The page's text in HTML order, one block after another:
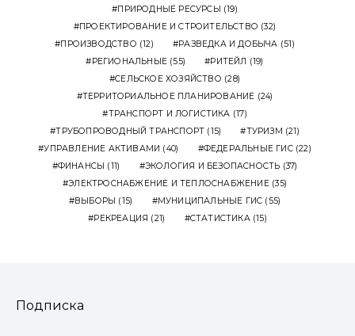
ПРИРОДНЫЕ РЕСУРСЫ (19)
ПРОЕКТИРОВАНИЕ И СТРОИТЕЛЬСТВО (32)
ПРОИЗВОДСТВО (12) РАЗВЕДКА И ДОБЫЧА (51)
РЕГИОНАЛЬНЫЕ (55) РИТЕЙЛ (19)
СЕЛЬСКОЕ ХОЗЯЙСТВО (28)
ТЕРРИТОРИАЛЬНОЕ ПЛАНИРОВАНИЕ (24)
ТРАНСПОРТ И ЛОГИСТИКА (17)
ТРУБОПРОВОДНЫЙ ТРАНСПОРТ (15) ТУРИЗМ (21)
УПРАВЛЕНИЕ АКТИВАМИ (40) ФЕДЕРАЛЬНЫЕ ГИС(22)
ФИНАНСЫ (11) ЭКОЛОГИЯ И БЕЗОПАСНОСТЬ (37)
ЭЛЕКТРОСНАБЖЕНИЕ И ТЕПЛОСНАБЖЕНИЕ(35)
ВЫБОРЫ (15) МУНИЦИПАЛЬНЫЕ ГИС (55)
РЕКРЕАЦИЯ (21) СТАТИСТИКА(15)
Подписка